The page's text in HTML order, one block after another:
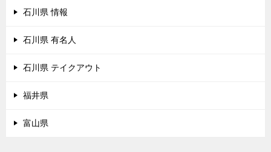
石川県 情報
石川県 有名人
石川県 テイクアウト
福井県
富山県